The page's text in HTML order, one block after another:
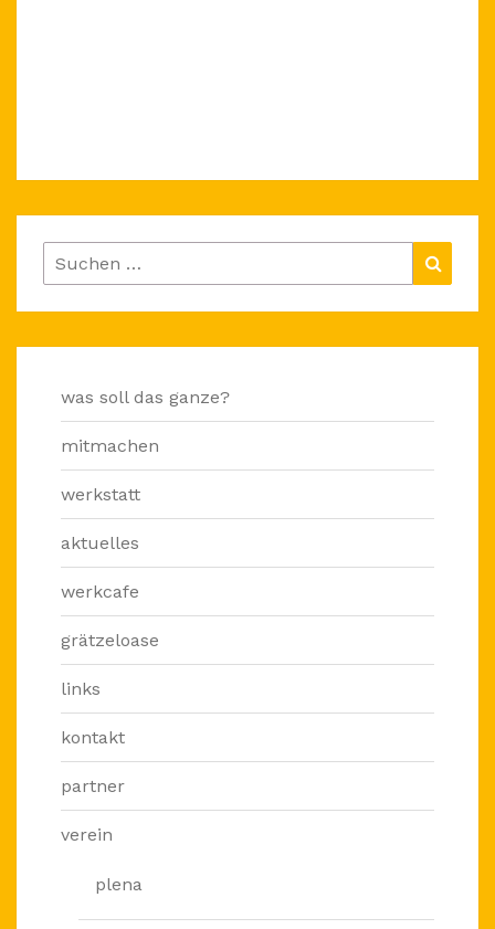
Suchen
nach:
was soll das ganze?
mitmachen
werkstatt
aktuelles
werkcafe
grätzeloase
links
kontakt
partner
verein
plena